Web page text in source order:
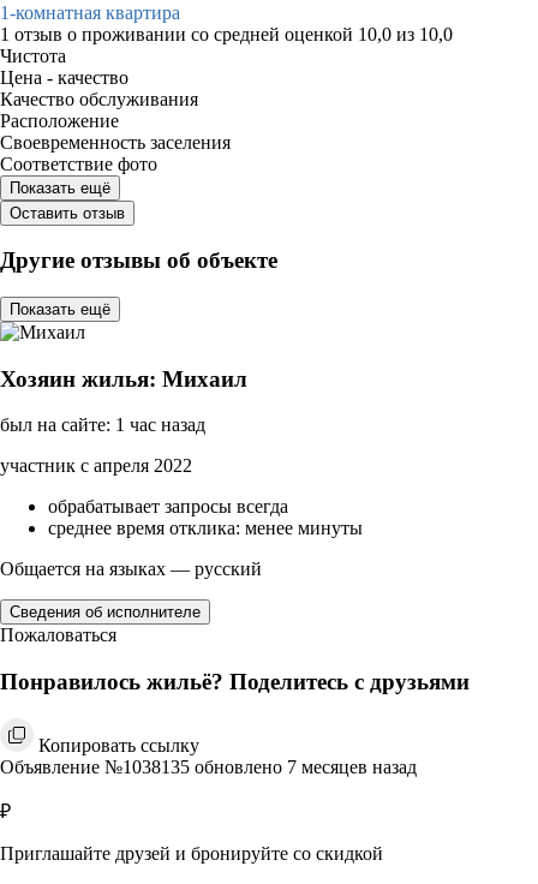
1-комнатная квартира
1 отзыв о проживании со средней оценкой 10,0 из 10,0
Чистота
Цена - качество
Качество обслуживания
Расположение
Своевременность заселения
Соответствие фото
Показать ещё
Оставить отзыв
Другие отзывы об объекте
Показать ещё
Хозяин жилья: Михаил
был на сайте: 1 час назад
участник с апреля 2022
обрабатывает запросы всегда
среднее время отклика: менее минуты
Общается на языках — русский
Сведения об исполнителе
Пожаловаться
Понравилось жильё? Поделитесь с друзьями
Копировать ссылку
Объявление №1038135 обновлено 7 месяцев назад
₽
Приглашайте друзей и бронируйте со скидкой